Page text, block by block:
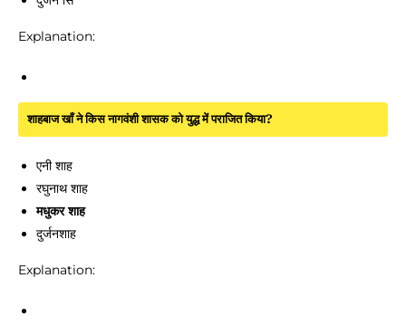
Explanation:
शाहबाज खाँ ने किस नागवंशी शासक को युद्ध में पराजित किया?
एनी शाह
रघुनाथ शाह
मधुकर शाह
दुर्जनशाह
Explanation: